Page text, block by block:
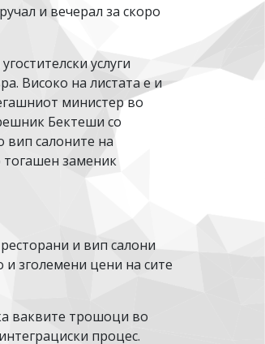
и вечерал за скоро
услуги
Високо на листата е и
министер во
Бектеши со
вип салоните на
тогашен заменик
и вип салони
и зголемени цени на сите
ваквите трошоци во
процес.